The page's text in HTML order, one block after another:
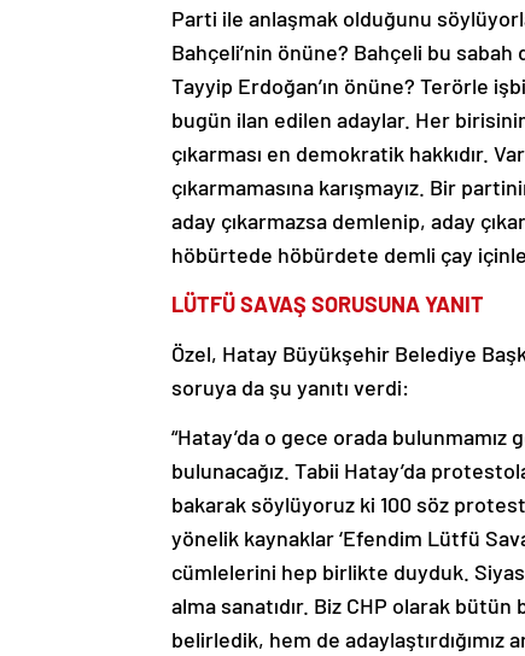
Parti ile anlaşmak olduğunu
Bahçeli’nin önüne? Bahçeli bu
Tayyip Erdoğan’ın önüne? Terörle
bugün ilan edilen adaylar. Her
çıkarması en demokratik hakkıdır.
çıkarmamasına karışmayız. Bir
aday çıkarmazsa demlenip, aday
höbürtede höbürdete demli çay
LÜTFÜ SAVAŞ SORUSUNA YANIT
Özel, Hatay Büyükşehir Belediye
soruya da şu yanıtı verdi:
“Hatay’da o gece orada
bulunacağız. Tabii Hatay’da
bakarak söylüyoruz ki 100 söz
yönelik kaynaklar ‘Efendim Lütfü
cümlelerini hep birlikte duyduk.
alma sanatıdır. Biz CHP olarak
belirledik, hem de